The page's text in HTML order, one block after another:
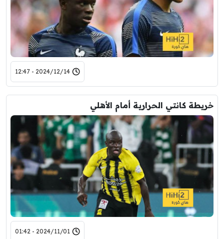
2024/12/14 - 12:47
خريطة كانتي الحرارية أمام الأهلي
2024/11/01 - 01:42